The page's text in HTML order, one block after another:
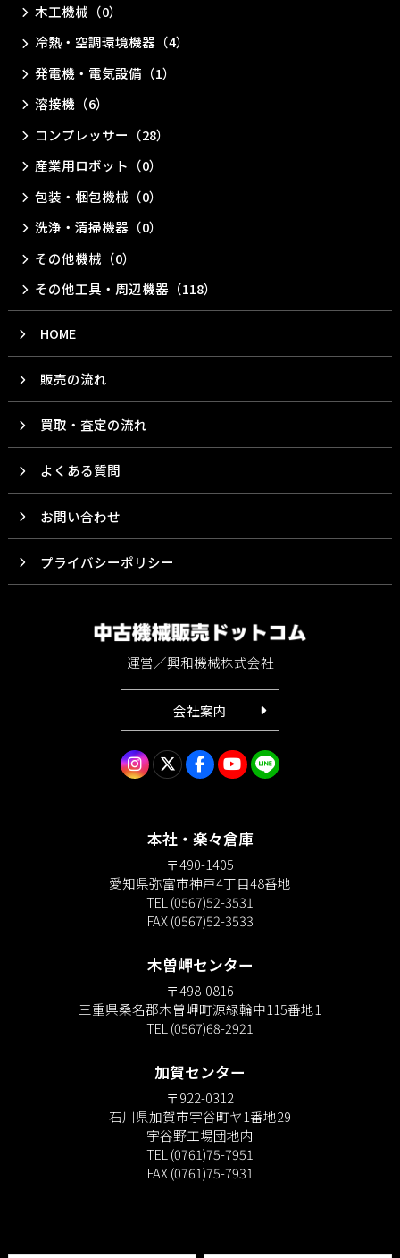
木工機械（0）
冷熱・空調環境機器（4）
発電機・電気設備（1）
溶接機（6）
コンプレッサー（28）
産業用ロボット（0）
包装・梱包機械（0）
洗浄・清掃機器（0）
その他機械（0）
その他工具・周辺機器（118）
HOME
販売の流れ
買取・査定の流れ
よくある質問
お問い合わせ
プライバシーポリシー
運営／興和機械株式会社
会社案内
本社・楽々倉庫
〒490-1405
愛知県弥富市神戸4丁目48番地
TEL (0567)52-3531
FAX (0567)52-3533
木曽岬センター
〒498-0816
三重県桑名郡木曽岬町源緑輪中115番地1
TEL (0567)68-2921
加賀センター
〒922-0312
石川県加賀市宇谷町ヤ1番地29
宇谷野工場団地内
TEL (0761)75-7951
FAX (0761)75-7931